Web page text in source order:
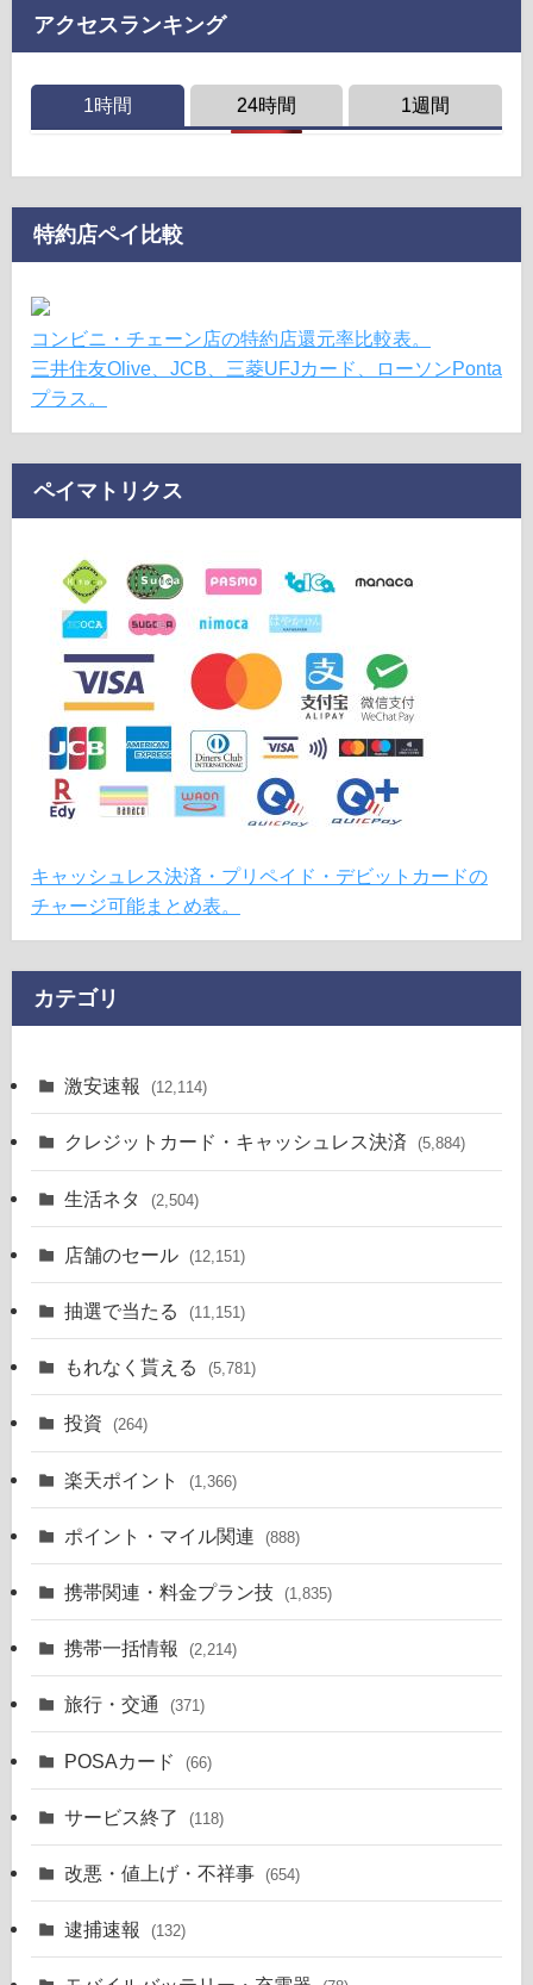
アクセスランキング
1時間 24時間 1週間
特約店ペイ比較
コンビニ・チェーン店の特約店還元率比較表。
三井住友Olive、JCB、三菱UFJカード、ローソンPonta
プラス。
ペイマトリクス
キャッシュレス決済・プリペイド・デビットカードの
チャージ可能まとめ表。
カテゴリ
激安速報 (12,114)
クレジットカード・キャッシュレス決済 (5,884)
生活ネタ (2,504)
店舗のセール (12,151)
抽選で当たる (11,151)
もれなく貰える (5,781)
投資 (264)
楽天ポイント (1,366)
ポイント・マイル関連 (888)
携帯関連・料金プラン技 (1,835)
携帯一括情報 (2,214)
旅行・交通 (371)
POSAカード (66)
サービス終了 (118)
改悪・値上げ・不祥事 (654)
逮捕速報 (132)